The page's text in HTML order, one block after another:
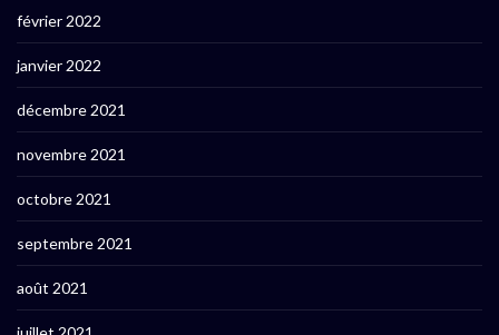
février 2022
janvier 2022
décembre 2021
novembre 2021
octobre 2021
septembre 2021
août 2021